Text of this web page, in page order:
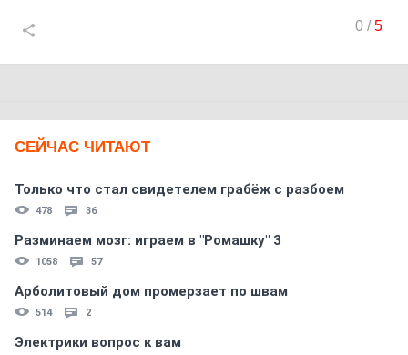
0/5
СЕЙЧАС ЧИТАЮТ
Только что стал свидетелем грабёж с разбоем
478 36
Разминаем мозг: играем в "Ромашку" 3
1058 57
Арболитовый дом промерзает по швам
514 2
Электрики вопрос к вам